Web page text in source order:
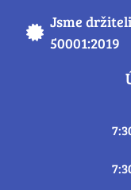
Jsme
50001:2019